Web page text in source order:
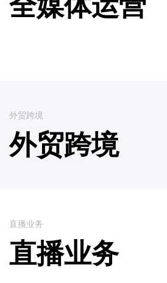
外贸跨境
外贸跨境
直播业务
直播业务